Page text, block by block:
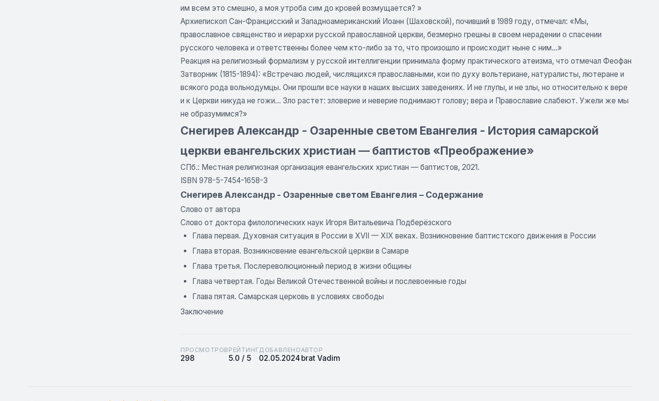
им всем это смешно, а моя утроба сим до кровей возмущается? »
Архиепископ Сан-Францисский и Западноамериканский Иоанн (Шаховской), почивший в 1989 году, отмечал: «Мы,
православное священство и иерархи русской православной церкви, безмерно грешны в своем нерадении о спасении
русского человека и ответственны более чем кто-либо за то, что произошло и происходит ныне с ним...»
Реакция на религиозный формализм у русской интеллигенции принимала форму практического атеизма, что отмечал Феофан
Затворник (1815-1894): «Встречаю людей, числящихся православными, кои по духу вольтериане, натуралисты, лютеране и
всякого рода вольнодумцы. Они прошли все науки в наших высших заведениях. И не глупы, и не злы, но относительно к вере
и к Церкви никуда не гожи... Зло растет: зловерие и неверие поднимают голову; вера и Православие слабеют. Ужели же мы
не образумимся?»
Снегирев Александр - Озаренные светом Евангелия - История самарской
церкви евангельских христиан — баптистов «Преображение»
СПб.: Местная религиозная организация евангельских христиан — баптистов, 2021.
ISBN 978-5-7454-1658-3
Снегирев Александр - Озаренные светом Евангелия – Содержание
Слово от автора
Слово от доктора филологических наук Игоря Витальевича Подберёзского
Глава первая. Духовная ситуация в России в XVII — XIX веках. Возникновение баптистского движения в России
Глава вторая. Возникновение евангельской церкви в Самаре
Глава третья. Послереволюционный период в жизни общины
Глава четвертая. Годы Великой Отечественной войны и послевоенные годы
Глава пятая. Самарская церковь в условиях свободы
Заключение
ПРОСМОТРОВ
298
РЕЙТИНГ
5.0 / 5
ДОБАВЛЕНО
02.05.2024
АВТОР
brat Vadim